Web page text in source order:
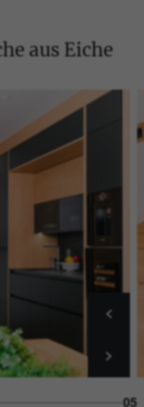
aus Eiche
05